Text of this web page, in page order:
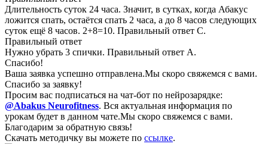
Длительность суток 24 часа. Значит, в сутках, когда Абакус
ложится спать, остаётся спать 2 часа, а до 8 часов следующих
суток ещё 8 часов. 2+8=10. Правильный ответ С.
Правильный ответ
Нужно убрать 3 спички. Правильный ответ А.
Спасибо!
Ваша заявка успешно отправлена.Мы скоро свяжемся с вами.
Спасибо за заявку!
Просим вас подписаться на чат-бот по нейрозарядке:
@Abakus Neurofitness. Вся актуальная информация по
урокам будет в данном чате.Мы скоро свяжемся с вами.
Благодарим за обратную связь!
Скачать методичку вы можете по ссылке.